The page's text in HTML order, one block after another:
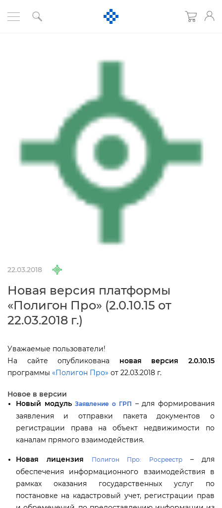
22.03.2018
Новая версия платформы
«Полигон Про» (2.0.10.15 от
22.03.2018 г.)
Уважаемые пользователи!
На сайте опубликована новая версия 2.0.10.15
программы «Полигон Про» от 22.03.2018 г.
Новое в версии
Новый модульЗаявление о ГРП – для формирования
заявления и отправки пакета документов о
регистрации права на объект недвижимости по
каналам прямого взаимодействия.
Новая лицензия Полигон Про: Росреестр– для
обеспечения информационного взаимодействия
рамках оказания государственных услуг по
постановке на кадастровый учет, регистрации пра